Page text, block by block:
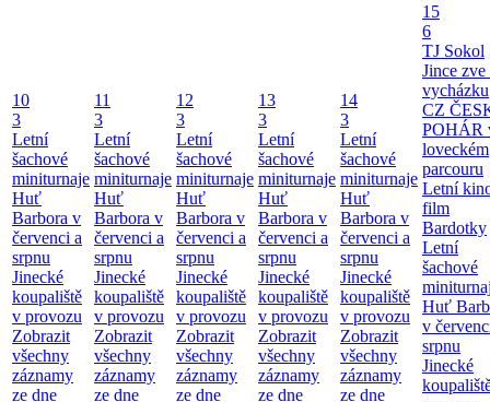
10
3
Letní
šachové
miniturnaje
Huť
Barbora v
červenci a
srpnu
Jinecké
koupaliště
v provozu
Zobrazit
všechny
záznamy
ze dne
11
3
Letní
šachové
miniturnaje
Huť
Barbora v
červenci a
srpnu
Jinecké
koupaliště
v provozu
Zobrazit
všechny
záznamy
ze dne
12
3
Letní
šachové
miniturnaje
Huť
Barbora v
červenci a
srpnu
Jinecké
koupaliště
v provozu
Zobrazit
všechny
záznamy
ze dne
13
3
Letní
šachové
miniturnaje
Huť
Barbora v
červenci a
srpnu
Jinecké
koupaliště
v provozu
Zobrazit
všechny
záznamy
ze dne
14
3
Letní
šachové
miniturnaje
Huť
Barbora v
červenci a
srpnu
Jinecké
koupaliště
v provozu
Zobrazit
všechny
záznamy
ze dne
15
6
TJ Sokol
Jince zve
vycházku
CZ
POHÁR
loveckém
parcouru
Letní
film
Bardotky
Letní
šachové
Huť
v
srpnu
Jinecké